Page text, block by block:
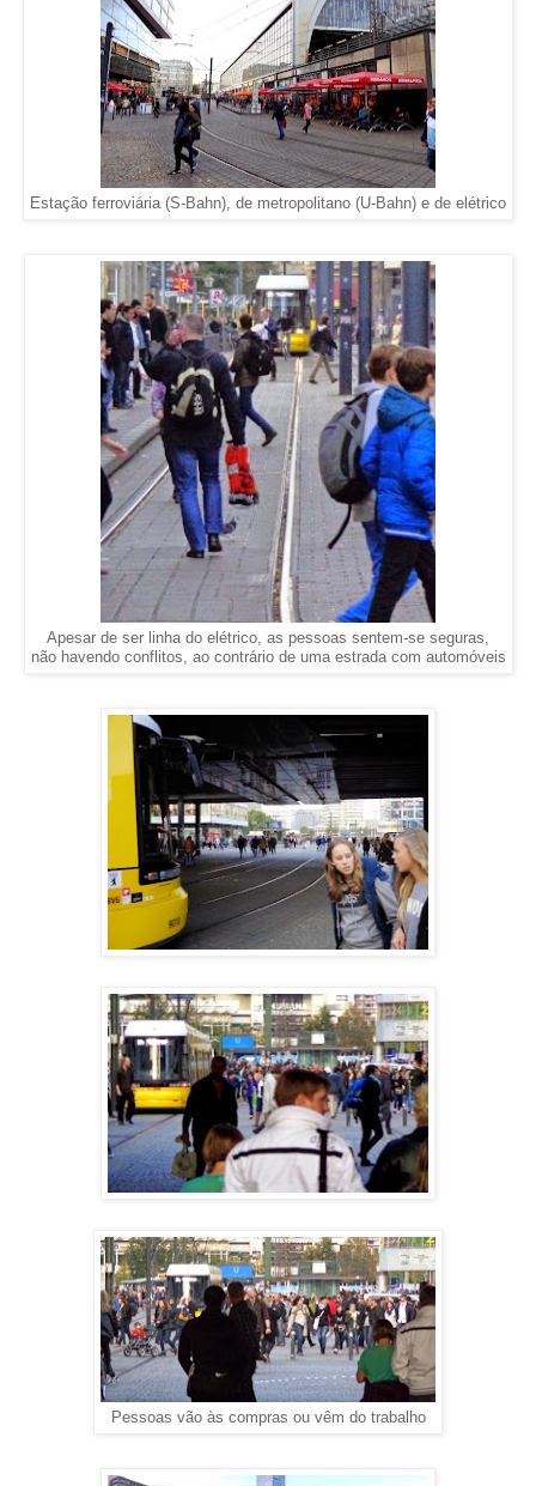
Estação ferroviária (S-Bahn), de metropolitano (U-Bahn) e de elétrico
Apesar de ser linha do elétrico, as pessoas sentem-se seguras,
não havendo conflitos, ao contrário de uma estrada com automóveis
Pessoas vão às compras ou vêm do trabalho